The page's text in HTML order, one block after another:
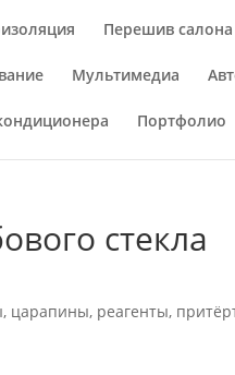
Перешив салона
Мультимедиа
Портфолио
стекла
царапины, реагенты,